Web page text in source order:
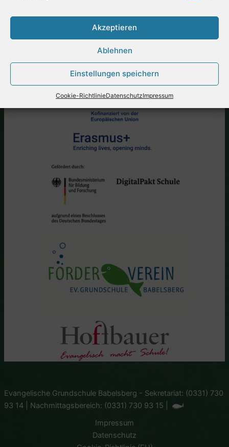
Akzeptieren
Ablehnen
Einstellungen speichern
Cookie-RichtlinieDatenschutzImpressum
die verdiente Aufmerksamkeit erhalten.
Evangelische Grundschule Babelsberg - Sekretariat: (0331) 730
93 14 | Nachmittagsbereich: (0331) 730 93 15 |
Impressum
Datenschutz